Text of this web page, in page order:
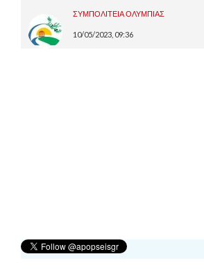
ΣΥΜΠΟΛΙΤΕΙΑ ΟΛΥΜΠΙΑΣ
10/05/2023, 09:36